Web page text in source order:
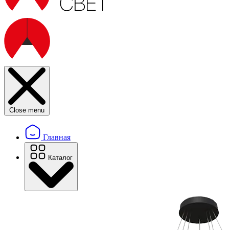
Close menu
Главная
Каталог